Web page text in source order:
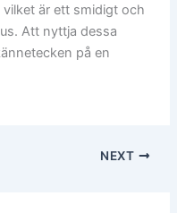
är ett smidigt och
Att nyttja dessa
på en
NEXT